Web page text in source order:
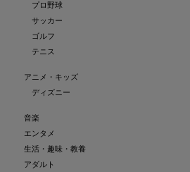
プロ野球
サッカー
ゴルフ
テニス
アニメ・キッズ
ディズニー
音楽
エンタメ
生活・趣味・教養
アダルト